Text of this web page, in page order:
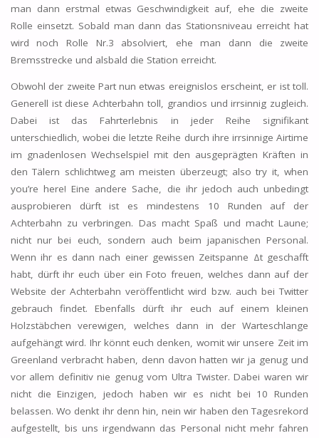
man dann erstmal etwas Geschwindigkeit auf, ehe die zweite
Rolle einsetzt. Sobald man dann das Stationsniveau erreicht hat
wird noch Rolle Nr.3 absolviert, ehe man dann die zweite
Bremsstrecke und alsbald die Station erreicht.
Obwohl der zweite Part nun etwas ereignislos erscheint, er ist toll.
Generell ist diese Achterbahn toll, grandios und irrsinnig zugleich.
Dabei ist das Fahrterlebnis in jeder Reihe signifikant
unterschiedlich, wobei die letzte Reihe durch ihre irrsinnige Airtime
im gnadenlosen Wechselspiel mit den ausgeprägten Kräften in
den Tälern schlichtweg am meisten überzeugt; also try it, when
you’re here! Eine andere Sache, die ihr jedoch auch unbedingt
ausprobieren dürft ist es mindestens 10 Runden auf der
Achterbahn zu verbringen. Das macht Spaß und macht Laune;
nicht nur bei euch, sondern auch beim japanischen Personal.
Wenn ihr es dann nach einer gewissen Zeitspanne Δt geschafft
habt, dürft ihr euch über ein Foto freuen, welches dann auf der
Website der Achterbahn veröffentlicht wird bzw. auch bei Twitter
gebrauch findet. Ebenfalls dürft ihr euch auf einem kleinen
Holzstäbchen verewigen, welches dann in der Warteschlange
aufgehängt wird. Ihr könnt euch denken, womit wir unsere Zeit im
Greenland verbracht haben, denn davon hatten wir ja genug und
vor allem definitiv nie genug vom Ultra Twister. Dabei waren wir
nicht die Einzigen, jedoch haben wir es nicht bei 10 Runden
belassen. Wo denkt ihr denn hin, nein wir haben den Tagesrekord
aufgestellt, bis uns irgendwann das Personal nicht mehr fahren